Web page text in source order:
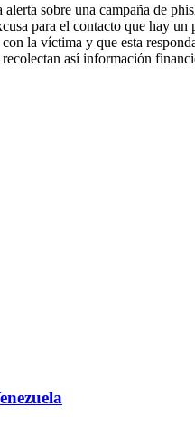
sobre una campaña de
para el contacto que hay
la víctima y que esta
así información